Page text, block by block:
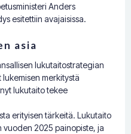
Anders
esitettiin avajaisissa.
asia
lukutaitostrategian
merkitystä
lukutaito tekee
erityisen tärkeitä. Lukutaito
vuoden 2025 painopiste, ja